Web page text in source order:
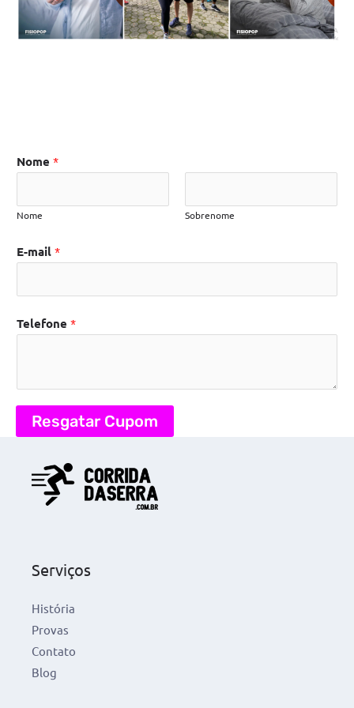
Nome *
Nome Sobrenome
E-mail *
Telefone *
Resgatar Cupom
Serviços
História
Provas
Contato
Blog